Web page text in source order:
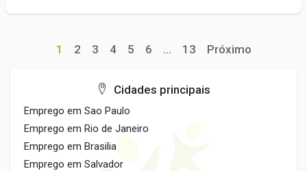
1 2 3 4 5 6 ... 13 Próximo
Cidades principais
Emprego em Sao Paulo
Emprego em Rio de Janeiro
Emprego em Brasilia
Emprego em Salvador